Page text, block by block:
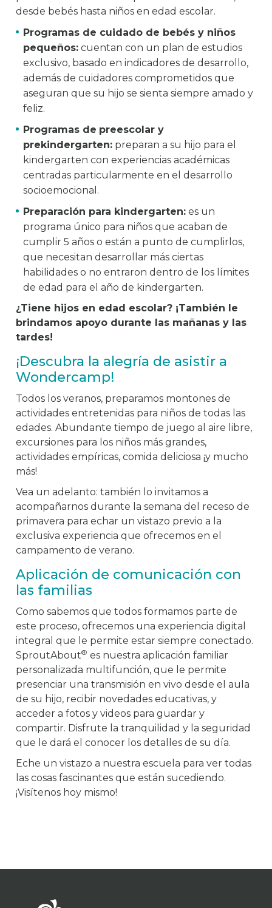
desde bebés hasta niños en edad escolar.
Programas de cuidado de bebés y niños
pequeños: cuentan con un plan de estudios
exclusivo, basado en indicadores de desarrollo,
además de cuidadores comprometidos que
aseguran que su hijo se sienta siempre amado y
feliz.
Programas de preescolar y
prekindergarten: preparan a su hijo para el
kindergarten con experiencias académicas
centradas particularmente en el desarrollo
socioemocional.
Preparación para kindergarten: es un
programa único para niños que acaban de
cumplir 5 años o están a punto de cumplirlos,
que necesitan desarrollar más ciertas
habilidades o no entraron dentro de los límites
de edad para el año de kindergarten.
¿Tiene hijos en edad escolar? ¡También le
brindamos apoyo durante las mañanas y las
tardes!
¡Descubra la alegría de asistir a
Wondercamp!
Todos los veranos, preparamos montones de
actividades entretenidas para niños de todas las
edades. Abundante tiempo de juego al aire libre,
excursiones para los niños más grandes,
actividades empíricas, comida deliciosa ¡y mucho
más!
Vea un adelanto: también lo invitamos a
acompañarnos durante la semana del receso de
primavera para echar un vistazo previo a la
exclusiva experiencia que ofrecemos en el
campamento de verano.
Aplicación de comunicación con
las familias
Como sabemos que todos formamos parte de
este proceso, ofrecemos una experiencia digital
integral que le permite estar siempre conectado.
SproutAbout® es nuestra aplicación familiar
personalizada multifunción, que le permite
presenciar una transmisión en vivo desde el aula
de su hijo, recibir novedades educativas, y
acceder a fotos y videos para guardar y
compartir. Disfrute la tranquilidad y la seguridad
que le dará el conocer los detalles de su día.
Eche un vistazo a nuestra escuela para ver todas
las cosas fascinantes que están sucediendo.
¡Visítenos hoy mismo!